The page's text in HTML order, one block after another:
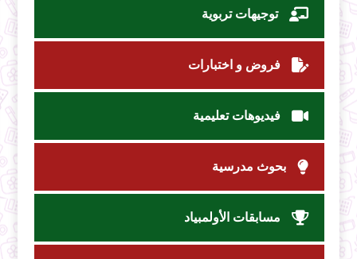
توجيهات تربوية
فروض و اختبارات
فيديوهات تعليمية
بحوث مدرسية
مسابقات الأولمبياد